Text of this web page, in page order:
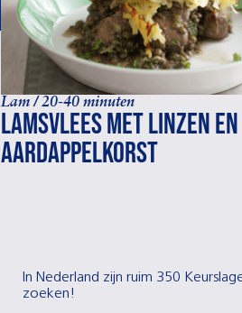
Lam / 20-40 minuten
Lamsvlees met linzen en
aardappelkorst
In Nederland zijn ruim 350
zoeken!